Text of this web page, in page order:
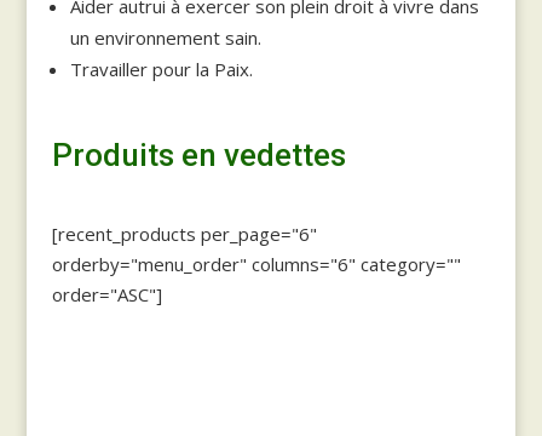
Aider autrui à exercer son plein droit à vivre dans
un environnement sain.
Travailler pour la Paix.
Produits en vedettes
[recent_products per_page="6"
orderby="menu_order" columns="6" category=""
order="ASC"]